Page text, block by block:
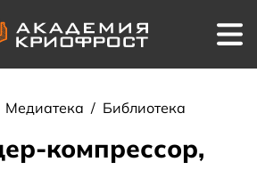
Медиатека / Библиотека
компрессор,